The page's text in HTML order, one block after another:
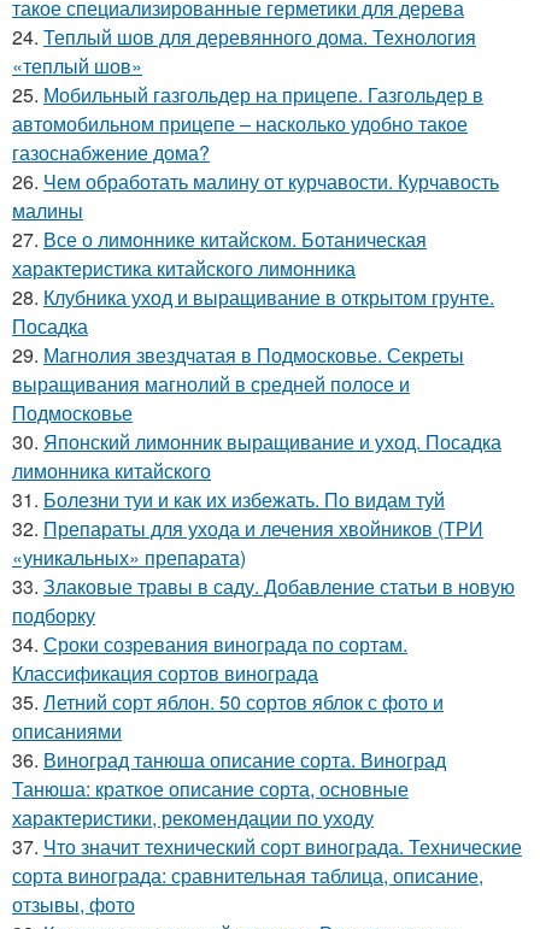
такое специализированные герметики для дерева
24. Теплый шов для деревянного дома. Технология
«теплый шов»
25. Мобильный газгольдер на прицепе. Газгольдер в
автомобильном прицепе – насколько удобно такое
газоснабжение дома?
26. Чем обработать малину от курчавости. Курчавость
малины
27. Все о лимоннике китайском. Ботаническая
характеристика китайского лимонника
28. Клубника уход и выращивание в открытом грунте.
Посадка
29. Магнолия звездчатая в Подмосковье. Секреты
выращивания магнолий в средней полосе и
Подмосковье
30. Японский лимонник выращивание и уход. Посадка
лимонника китайского
31. Болезни туи и как их избежать. По видам туй
32. Препараты для ухода и лечения хвойников (ТРИ
«уникальных» препарата)
33. Злаковые травы в саду. Добавление статьи в новую
подборку
34. Сроки созревания винограда по сортам.
Классификация сортов винограда
35. Летний сорт яблон. 50 сортов яблок с фото и
описаниями
36. Виноград танюша описание сорта. Виноград
Танюша: краткое описание сорта, основные
характеристики, рекомендации по уходу
37. Что значит технический сорт винограда. Технические
сорта винограда: сравнительная таблица, описание,
отзывы, фото